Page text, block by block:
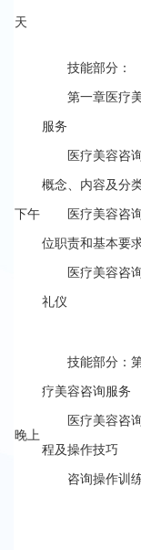
天
下午
技能部分：
第一章医疗美
服务
医疗美容咨询
概念、内容及分
医疗美容咨询
位职责和基本要
医疗美容咨询
礼仪
晚上
技能部分：第
疗美容咨询服务
医疗美容咨询
程及操作技巧
咨询操作训